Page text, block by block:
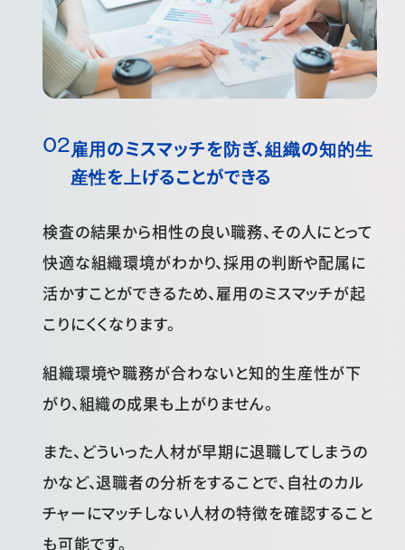
雇用のミスマッチを防ぎ、組織の知的生
産性を上げることができる
検査の結果から相性の良い職務、その人にとって
快適な組織環境がわかり、採用の判断や配属に
活かすことができるため、雇用のミスマッチが起
こりにくくなります。
組織環境や職務が合わないと知的生産性が下
がり、組織の成果も上がりません。
また、どういった人材が早期に退職してしまうの
かなど、退職者の分析をすることで、自社のカル
チャーにマッチしない人材の特徴を確認すること
も可能です。